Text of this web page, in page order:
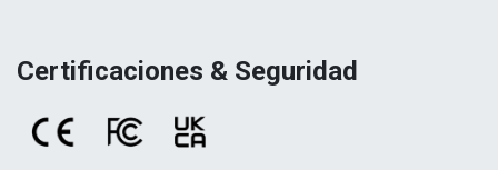
Certificaciones & Seguridad